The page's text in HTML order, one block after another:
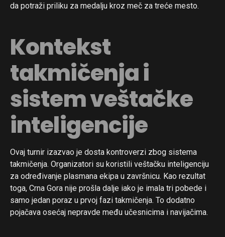
da potraži priliku za medalju kroz meč za treće mesto.
Kontekst
takmičenja i
sistem veštačke
inteligencije
Ovaj turnir izazvao je dosta kontroverzi zbog sistema
takmičenja. Organizatori su koristili veštačku inteligenciju
za određivanje plasmana ekipa u završnicu. Kao rezultat
toga, Crna Gora nije prošla dalje iako je imala tri pobede i
samo jedan poraz u prvoj fazi takmičenja. To dodatno
pojačava osećaj nepravde među učesnicima i navijačima.